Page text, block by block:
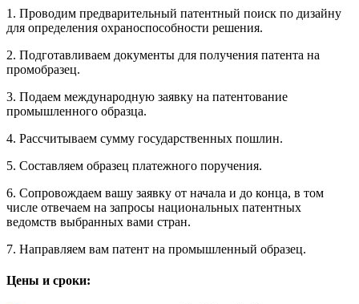
1. Проводим предварительный патентный поиск по дизайну
для определения охраноспособности решения.
2. Подготавливаем документы для получения патента на
промобразец.
3. Подаем международную заявку на патентование
промышленного образца.
4. Рассчитываем сумму государственных пошлин.
5. Составляем образец платежного поручения.
6. Сопровождаем вашу заявку от начала и до конца, в том
числе отвечаем на запросы национальных патентных
ведомств выбранных вами стран.
7. Направляем вам патент на промышленный образец.
Цены и сроки: